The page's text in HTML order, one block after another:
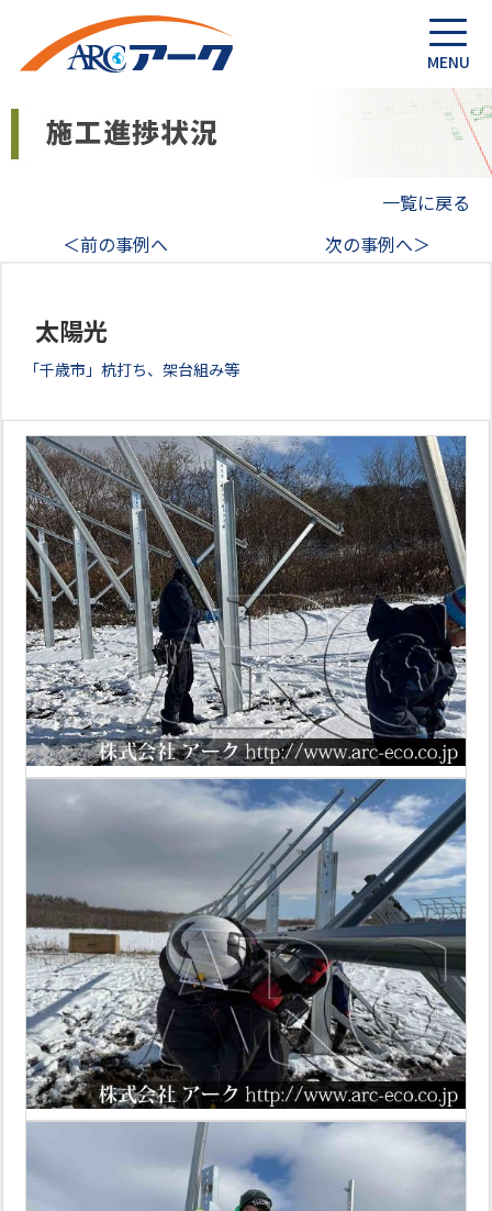
一覧に戻る
＜前の事例へ
次の事例へ＞
太陽光
「千歳市」杭打ち、架台組み等